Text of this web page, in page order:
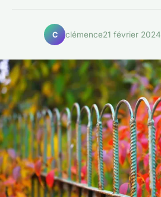
C clémence21 février 2024